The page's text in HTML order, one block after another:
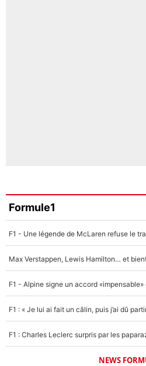
Formule1
NEWS